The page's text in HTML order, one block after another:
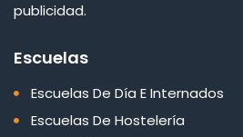
publicidad.
Escuelas
Escuelas De Día E Internados
Escuelas De Hostelería